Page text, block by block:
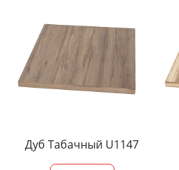
Дуб Табачный U1147